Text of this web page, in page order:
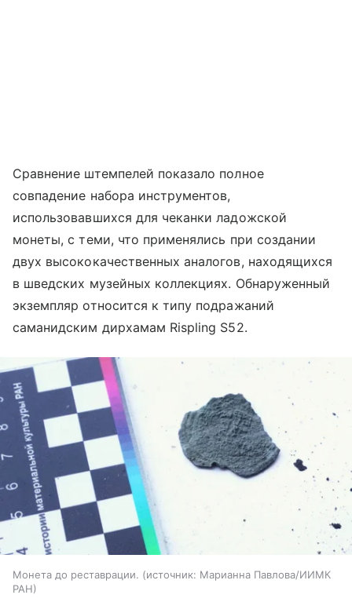
Сравнение штемпелей показало полное
совпадение набора инструментов,
использовавшихся для чеканки ладожской
монеты, с теми, что применялись при создании
двух высококачественных аналогов, находящихся
в шведских музейных коллекциях. Обнаруженный
экземпляр относится к типу подражаний
саманидским дирхамам Rispling S52.
Монета до реставрации. источник: Марианна Павлова/ИИМК
РАН